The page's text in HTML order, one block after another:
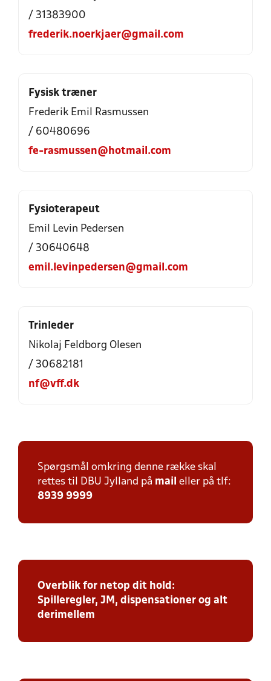
/ 31383900
frederik.noerkjaer@gmail.com
Fysisk træner
Frederik Emil Rasmussen
/ 60480696
fe-rasmussen@hotmail.com
Fysioterapeut
Emil Levin Pedersen
/ 30640648
emil.levinpedersen@gmail.com
Trinleder
Nikolaj Feldborg Olesen
/ 30682181
nf@vff.dk
Spørgsmål omkring denne række skal
rettes til DBU Jylland på mail eller på tlf:
8939 9999
Overblik for netop dit hold:
Spilleregler, JM, dispensationer og alt
derimellem